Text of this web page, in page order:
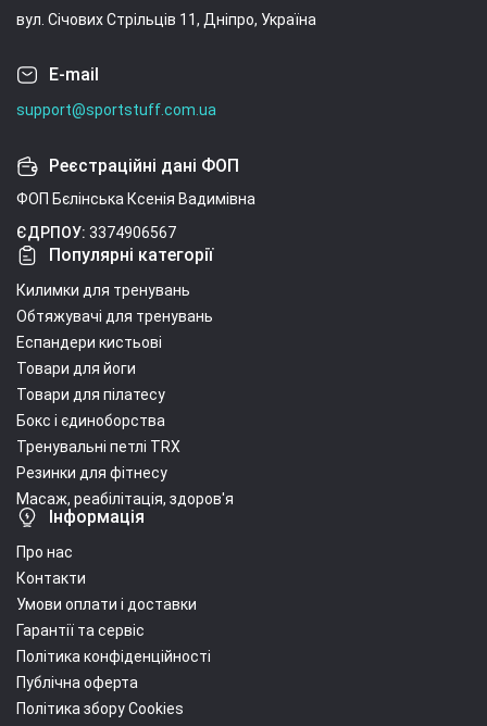
вул. Січових Стрільців 11, Дніпро, Україна
E-mail
support@sportstuff.com.ua
Реєстраційні дані ФОП
ФОП Бєлінська Ксенія Вадимівна
ЄДРПОУ: 3374906567
Популярні категорії
Килимки для тренувань
Обтяжувачі для тренувань
Еспандери кистьові
Товари для йоги
Товари для пілатесу
Бокс і єдиноборства
Тренувальні петлі TRX
Резинки для фітнесу
Масаж, реабілітація, здоров'я
Інформація
Про нас
Контакти
Умови оплати і доставки
Гарантії та сервіс
Політика конфіденційності
Публічна оферта
Політика збору Cookies